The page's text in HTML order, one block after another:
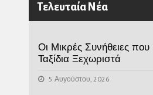
Τελευταία Νέα
Οι Μικρές Συνήθειες
Ταξίδια Ξεχωριστά
5 Αυγούστου, 2026